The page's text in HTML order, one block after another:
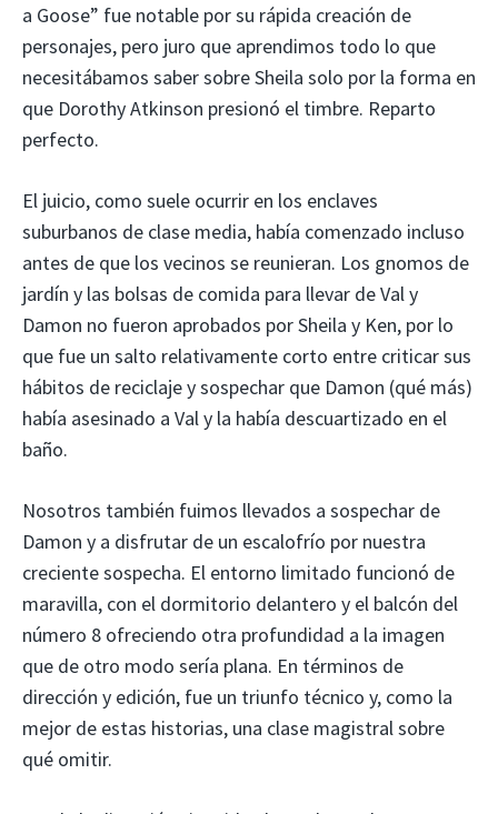
a Goose” fue notable por su rápida creación de
personajes, pero juro que aprendimos todo lo que
necesitábamos saber sobre Sheila solo por la forma en
que Dorothy Atkinson presionó el timbre. Reparto
perfecto.
El juicio, como suele ocurrir en los enclaves
suburbanos de clase media, había comenzado incluso
antes de que los vecinos se reunieran. Los gnomos de
jardín y las bolsas de comida para llevar de Val y
Damon no fueron aprobados por Sheila y Ken, por lo
que fue un salto relativamente corto entre criticar sus
hábitos de reciclaje y sospechar que Damon (qué más)
había asesinado a Val y la había descuartizado en el
baño.
Nosotros también fuimos llevados a sospechar de
Damon y a disfrutar de un escalofrío por nuestra
creciente sospecha. El entorno limitado funcionó de
maravilla, con el dormitorio delantero y el balcón del
número 8 ofreciendo otra profundidad a la imagen
que de otro modo sería plana. En términos de
dirección y edición, fue un triunfo técnico y, como la
mejor de estas historias, una clase magistral sobre
qué omitir.